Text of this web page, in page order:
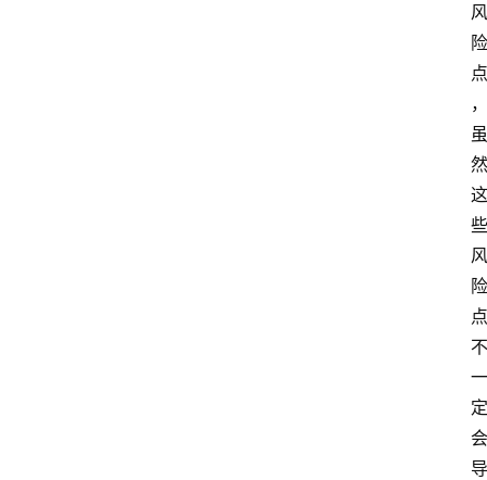
风
险
点
，
虽
然
这
些
风
险
点
不
一
定
会
导